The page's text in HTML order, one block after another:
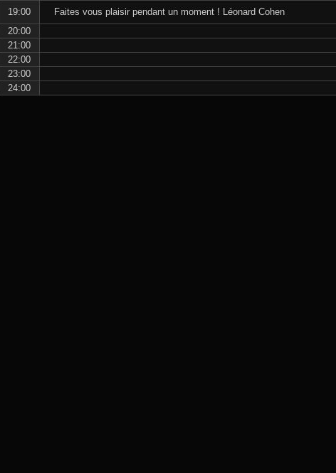
19:00
Faites vous plaisir pendant un moment ! Léonard Cohen
20:00
21:00
22:00
23:00
24:00